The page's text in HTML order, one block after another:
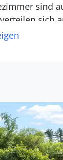
sind
sich
In den
liegt
auf
und
zu